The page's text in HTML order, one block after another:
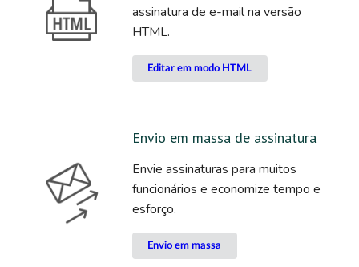
assinatura de e-mail na versão
HTML.
Editar em modo HTML
Envio em massa de assinatura
Envie assinaturas para muitos
funcionários e economize tempo e
esforço.
Envio em massa